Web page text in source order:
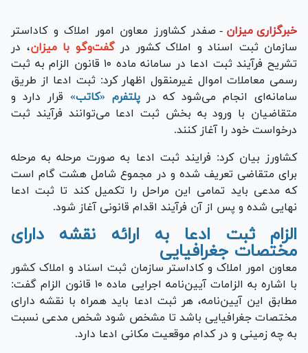
خبرگزاری میزان - صفدر کشاورز معاون امور املاک و کاداستر
سازمان ثبت اسناد و املاک کشور درگفت‌و‌گو با میزان، در
تشریح فرآیند ثبت ادعا در سامانه ماده ۱۰ قانون الزام به ثبت
رسمی معاملات اموال غیرمنقول اظهار کرد: ثبت ادعا از طریق
سامانه‌ای انجام می‌شود که درپلتفرم «کاتب» قرار دارد و
متقاضیان با ورود به بخش ثبت ادعا می‌توانند فرآیند ثبت
درخواست خود را آغاز کنند.
کشاورز بیان کرد: فرایند ثبت ادعا به صورت مرحله به مرحله
برای متقاضی تعریف شده و در مجموع شامل هشت گام است
که مدعی باید تمامی این مراحل را تکمیل کند تا ثبت ادعا
نهایی شده و پس از آن فرآیند اقدام قانونی آغاز شود.
الزام ثبت ادعا به ارائه نقشه دارای
مختصات جغرافیایی
معاون امور املاک و کاداستر سازمان ثبت اسناد و املاک کشور
با اشاره به الزامات آیین‌نامه اجرایی ماده ۱۰ قانون الزام گفت:
مطابق این آیین‌نامه، هر ثبت ادعا باید همراه با نقشه دارای
مختصات جغرافیایی باشد تا مشخص شود شخص مدعی نسبت
به چه زمینی و در کدام موقعیت مکانی ادعا دارد.